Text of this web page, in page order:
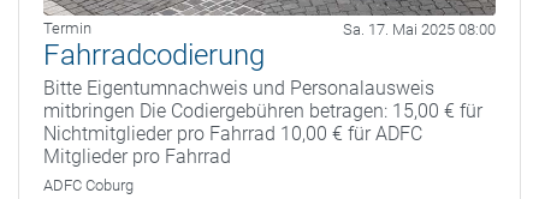
Termin Sa. 17. Mai 2025 08:00
Fahrradcodierung
Bitte Eigentumnachweis und Personalausweis
mitbringen Die Codiergebühren betragen: 15,00 € für
Nichtmitglieder pro Fahrrad 10,00 € für ADFC
Mitglieder pro Fahrrad
ADFC Coburg